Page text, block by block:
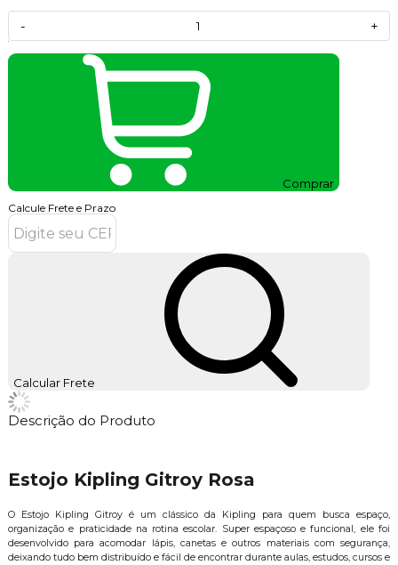
- +
Comprar
Calcule Frete e Prazo
Calcular Frete
Descrição do Produto
Estojo Kipling Gitroy Rosa
O Estojo Kipling Gitroy é um clássico da Kipling para quem busca espaço,
organização e praticidade na rotina escolar. Super espaçoso e funcional, ele foi
desenvolvido para acomodar lápis, canetas e outros materiais com segurança,
deixando tudo bem distribuído e fácil de encontrar durante aulas, estudos, cursos e